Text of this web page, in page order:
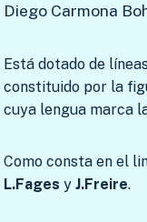
Diego Carmona
Está dotado de
constituido por la
cuya lengua marca
Como consta en el
L.Fages y J.Freire.